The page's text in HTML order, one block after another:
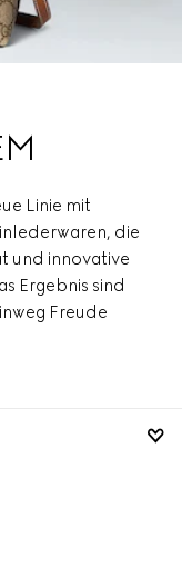
Linie mit
die
und innovative
Ergebnis sind
Freude